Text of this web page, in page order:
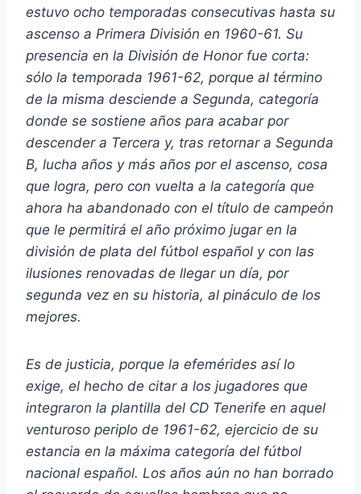
estuvo ocho temporadas consecutivas hasta su
ascenso a Primera División en 1960-61. Su
presencia en la División de Honor fue corta:
sólo la temporada 1961-62, porque al término
de la misma desciende a Segunda, categoría
donde se sostiene años para acabar por
descender a Tercera y, tras retornar a Segunda
B, lucha años y más años por el ascenso, cosa
que logra, pero con vuelta a la categoría que
ahora ha abandonado con el título de campeón
que le permitirá el año próximo jugar en la
división de plata del fútbol español y con las
ilusiones renovadas de llegar un día, por
segunda vez en su historia, al pináculo de los
mejores.
Es de justicia, porque la efemérides así lo
exige, el hecho de citar a los jugadores que
integraron la plantilla del CD Tenerife en aquel
venturoso periplo de 1961-62, ejercicio de su
estancia en la máxima categoría del fútbol
nacional español. Los años aún no han borrado